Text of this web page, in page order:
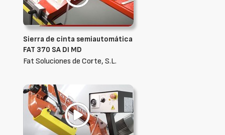
Sierra de cinta semiautomática
FAT 370 SA DI MD
Fat Soluciones de Corte, S.L.